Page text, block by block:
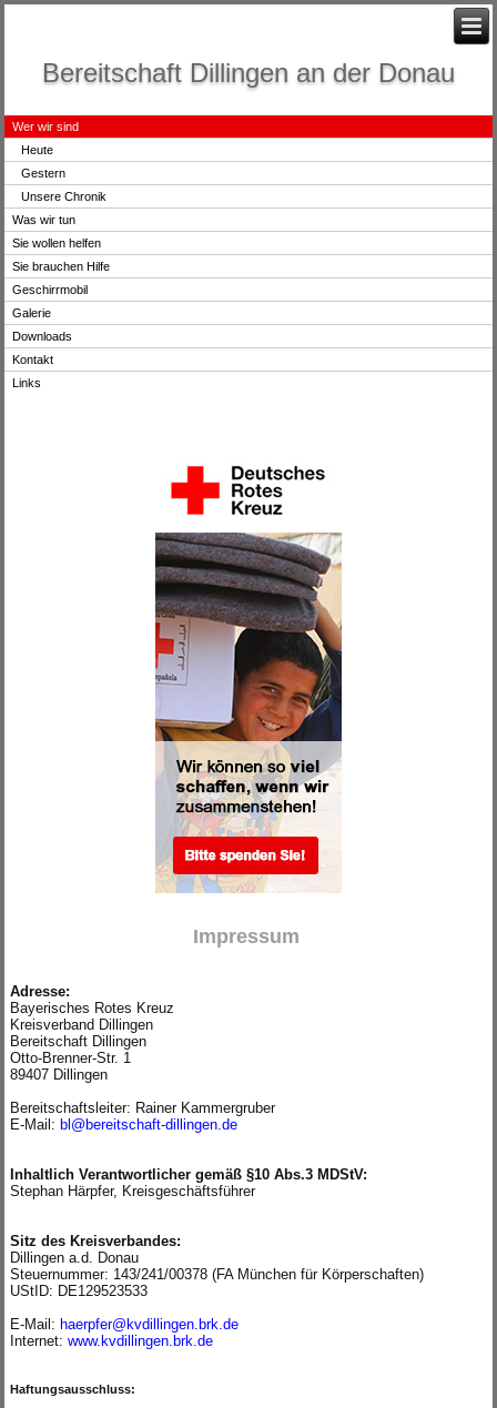
Bereitschaft Dillingen an der Donau
Wer wir sind
Heute
Gestern
Unsere Chronik
Was wir tun
Sie wollen helfen
Sie brauchen Hilfe
Geschirrmobil
Galerie
Downloads
Kontakt
Links
Impressum
Adresse:
Bayerisches Rotes Kreuz
Kreisverband Dillingen
Bereitschaft Dillingen
Otto-Brenner-Str. 1
89407 Dillingen
Bereitschaftsleiter: Rainer Kammergruber
E-Mail: bl@bereitschaft-dillingen.de
Inhaltlich Verantwortlicher gemäß §10 Abs.3 MDStV:
Stephan Härpfer, Kreisgeschäftsführer
Sitz des Kreisverbandes:
Dillingen a.d. Donau
Steuernummer: 143/241/00378 (FA München für Körperschaften)
UStID: DE129523533
E-Mail: haerpfer@kvdillingen.brk.de
Internet:www.kvdillingen.brk.de
Haftungsausschluss: